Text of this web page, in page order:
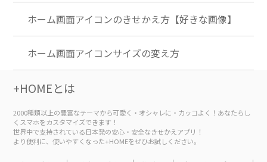
ホーム画面アイコンのきせかえ方【好きな画像】
ホーム画面アイコンサイズの変え方
+HOMEとは
2000種類以上の豊富なテーマから可愛く・オシャレに・カッコよく！あなたらし
くスマホをカスタマイズできます！
世界中で支持されている日本発の安心・安全なきせかえアプリ！
より便利に、使いやすくなった+HOMEをぜひお試しください。